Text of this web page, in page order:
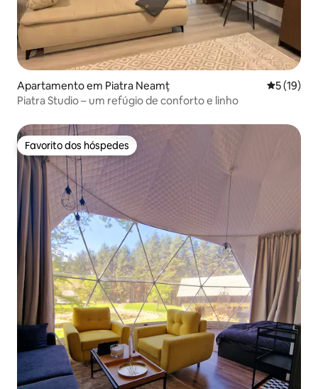
Apartamento em Piatra Neamț
5 (19)
Piatra Studio – um refúgio de conforto e linho
Favorito dos hóspedes
Favorito dos hóspedes